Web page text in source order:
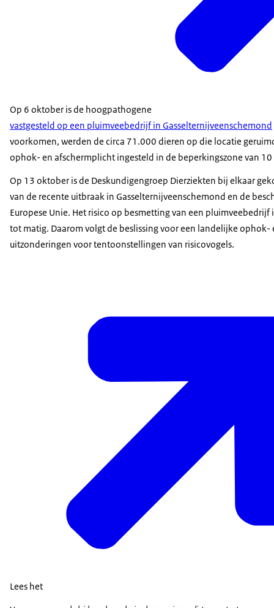
Op 6 oktober is de hoogpathogene
vastgesteld op een pluimveebedrijf in Gasselternijveenschemond
voorkomen, werden de circa 71.000 dieren op die locatie
ophok- en afschermplicht ingesteld in de beperkingszone van
Op 13 oktober is de Deskundigengroep Dierziekten bij elkaar
van de recente uitbraak in Gasselternijveenschemond en de
Europese Unie. Het risico op besmetting van een
tot matig. Daarom volgt de beslissing voor een landelijke
uitzonderingen voor tentoonstellingen van risicovogels.
Lees het